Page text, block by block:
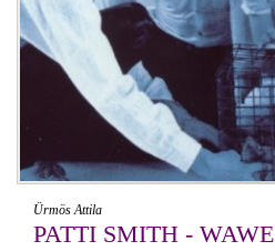
Ürmös Attila
PATTI SMITH - WAWE